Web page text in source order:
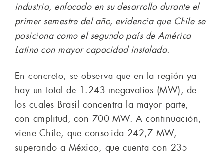
industria, enfocado en su desarrollo durante el
primer semestre del año, evidencia que Chile se
posiciona como el segundo país de América
Latina con mayor capacidad instalada.
En concreto, se observa que en la región ya
hay un total de 1.243 megavatios (MW), de
los cuales Brasil concentra la mayor parte,
con amplitud, con 700 MW. A continuación,
viene Chile, que consolida 242,7 MW,
superando a México, que cuenta con 235